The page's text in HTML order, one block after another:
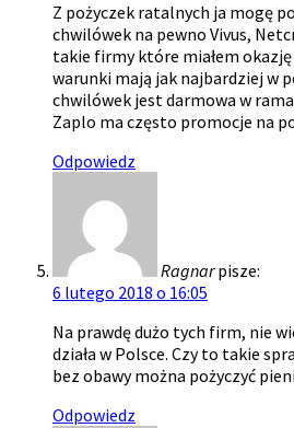
Z pożyczek ratalnych ja mogę
chwilówek na pewno Vivus,
takie firmy które miałem
warunki mają jak najbardziej w
chwilówek jest darmowa w
Zaplo ma często promocje na
Odpowiedz
Ragnar pisze:
6 lutego 2018 o 16:05
Na prawdę dużo tych firm, nie
działa w Polsce. Czy to takie
bez obawy można pożyczyć
Odpowiedz